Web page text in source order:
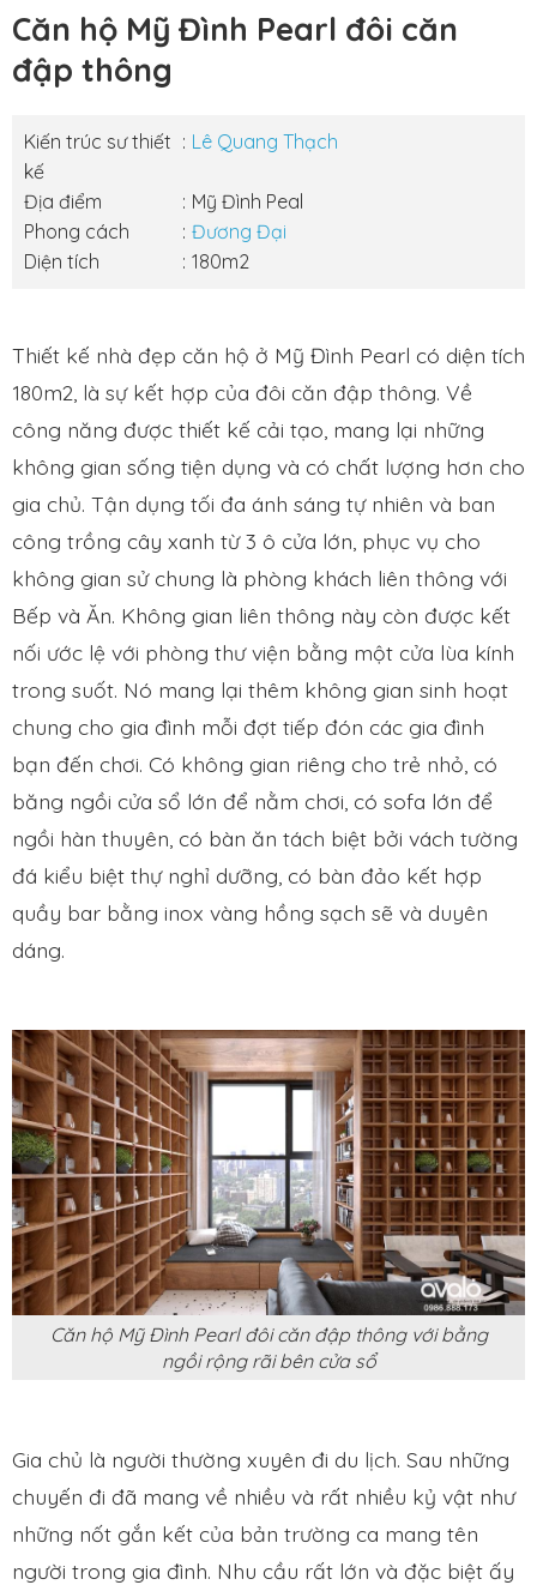
Căn hộ Mỹ Đình Pearl đôi căn
đập thông
Kiến trúc sư thiết
kế
Lê Quang Thạch
Địa điểm
Mỹ Đình Peal
Phong cách
Đương Đại
Diện tích
180m2
Thiết kế nhà đẹp căn hộ ở Mỹ Đình Pearl có diện tích
180m2, là sự kết hợp của đôi căn đập thông. Về
công năng được thiết kế cải tạo, mang lại những
không gian sống tiện dụng và có chất lượng hơn cho
gia chủ. Tận dụng tối đa ánh sáng tự nhiên và ban
công trồng cây xanh từ 3 ô cửa lớn, phục vụ cho
không gian sử chung là phòng khách liên thông với
Bếp và Ăn. Không gian liên thông này còn được kết
nối ước lệ với phòng thư viện bằng một cửa lùa kính
trong suốt. Nó mang lại thêm không gian sinh hoạt
chung cho gia đình mỗi đợt tiếp đón các gia đình
bạn đến chơi. Có không gian riêng cho trẻ nhỏ, có
băng ngồi cửa sổ lớn để nằm chơi, có sofa lớn để
ngồi hàn thuyên, có bàn ăn tách biệt bởi vách tường
đá kiểu biệt thự nghỉ dưỡng, có bàn đảo kết hợp
quầy bar bằng inox vàng hồng sạch sẽ và duyên
dáng.
Căn hộ Mỹ Đình Pearl đôi căn đập thông với bằng
ngồi rộng rãi bên cửa sổ
Gia chủ là người thường xuyên đi du lịch. Sau những
chuyến đi đã mang về nhiều và rất nhiều kỷ vật như
những nốt gắn kết của bản trường ca mang tên
người trong gia đình. Nhu cầu rất lớn và đặc biệt ấy